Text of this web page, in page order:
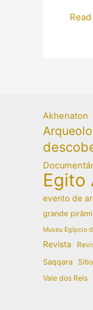
Akhenaton
Egito
evento de
grande
Museu Egípcio
Revista
Saqqara
Vale dos Reis